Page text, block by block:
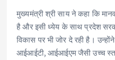
मुख्यमंत्री श्री साय ने कहा कि
है और इसी ध्येय के साथ प्रदेश
विकास पर भी जोर दे रही है।
आईआईटी, आईआईएम जैसी उच्च